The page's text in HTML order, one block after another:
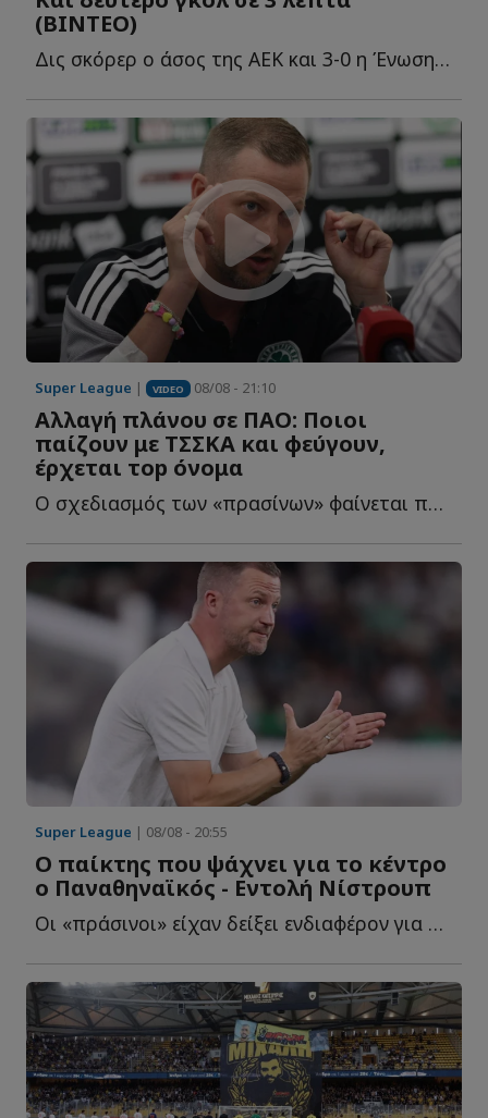
(ΒΙΝΤΕΟ)
Δις σκόρερ ο άσος της ΑΕΚ και 3-0 η Ένωση κ...
Super League | VIDEO 08/08 - 21:10
Αλλαγή πλάνου σε ΠΑΟ: Ποιοι
παίζουν με ΤΣΣΚΑ και φεύγουν,
έρχεται τοp όνομα
Ο σχεδιασμός των «πρασίνων» φαίνεται πως μπαίνει σε ν...
Super League | 08/08 - 20:55
Ο παίκτης που ψάχνει για το κέντρο
ο Παναθηναϊκός - Εντολή Νίστρουπ
Οι «πράσινοι» είχαν δείξει ενδιαφέρον για τον Γένσεν, ό...